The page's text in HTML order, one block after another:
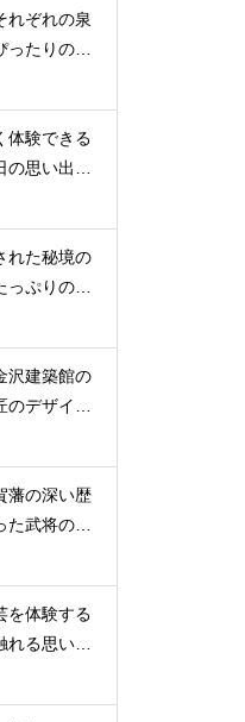
れぞれの泉
ったりの名
体験できる
の思い出作
れた秘境の
っぷりの癒
沢建築館の
のデザイン
藩の深い歴
た武将の生
を体験する
れる思い出